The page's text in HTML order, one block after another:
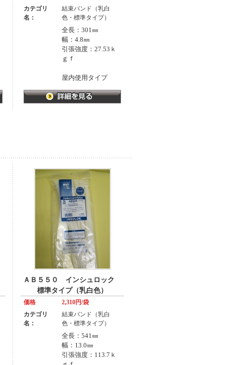
カテゴリ
名：
結束バンド（乳白
色・標準タイプ）
全長：301㎜
幅：4.8㎜
引張強度：27.53ｋ
ｇｆ
屋内使用タイプ
ＡＢ５５０ インシュロック
標準タイプ（乳白色）
価格
2,310円/袋
カテゴリ
名：
結束バンド（乳白
色・標準タイプ）
全長：541㎜
幅：13.0㎜
引張強度：113.7ｋ